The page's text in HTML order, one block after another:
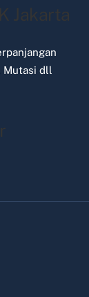
Jakarta
Mutasi dll